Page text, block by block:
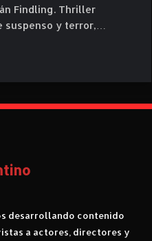
Findling. Thriller
suspenso y terror,…
desarrollando contenido
a actores, directores y